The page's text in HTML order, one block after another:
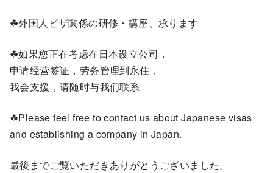
☘外国人ビザ関係の研修・講座、承ります
☘如果您正在考虑在日本设立公司，
申请经营签证，劳务管理到永住，
我会支援，请随时与我们联系
☘Please feel free to contact us about Japanese visas
and establishing a company in Japan.
最後までご覧いただきありがとうございました。